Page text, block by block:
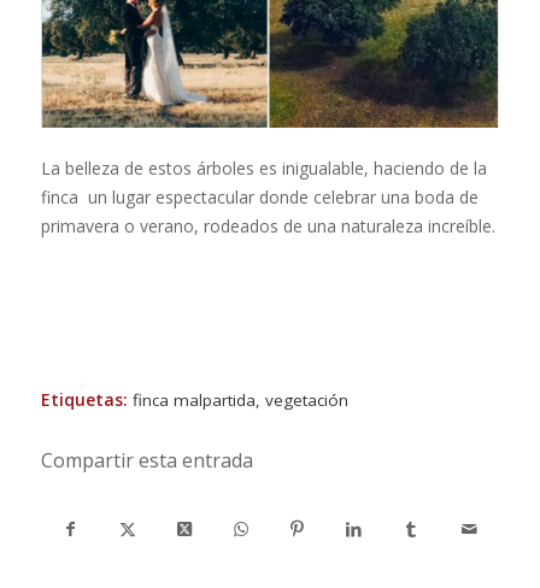
La belleza de estos árboles es inigualable, haciendo de la
finca un lugar espectacular donde celebrar una boda de
primavera o verano, rodeados de una naturaleza increíble.
Etiquetas: finca malpartida, vegetación
Compartir esta entrada